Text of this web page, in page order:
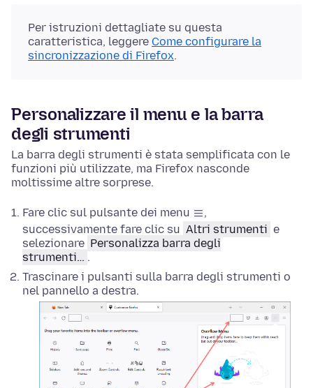
Per istruzioni dettagliate su questa
caratteristica, leggere Come configurare la
sincronizzazione di Firefox.
Personalizzare il menu e la barra
degli strumenti
La barra degli strumenti è stata semplificata con le
funzioni più utilizzate, ma Firefox nasconde
moltissime altre sorprese.
Fare clic sul pulsante dei menu
,
successivamente fare clic su Altri strumenti e
selezionare Personalizza barra degli
strumenti… .
Trascinare i pulsanti sulla barra degli strumenti o
nel pannello a destra.